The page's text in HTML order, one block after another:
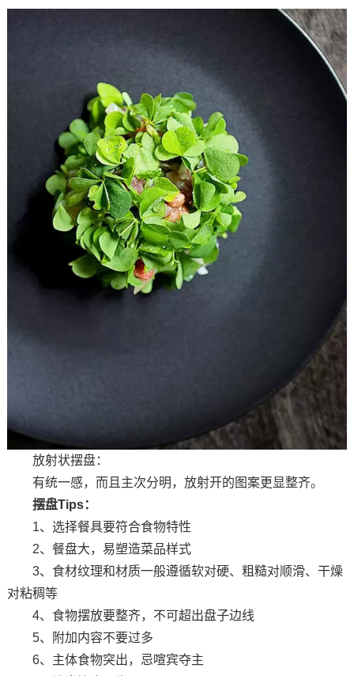
放射状摆盘：
有统一感，而且主次分明，放射开的图案更显整齐。
摆盘Tips：
1、选择餐具要符合食物特性
2、餐盘大，易塑造菜品样式
3、食材纹理和材质一般遵循软对硬、粗糙对顺滑、干燥
对粘稠等
4、食物摆放要整齐，不可超出盘子边线
5、附加内容不要过多
6、主体食物突出，忌喧宾夺主